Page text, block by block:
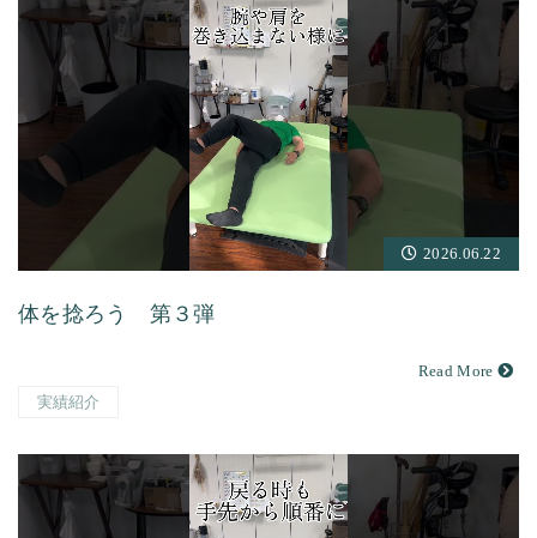
2026.06.22
体を捻ろう 第３弾
Read More
実績紹介